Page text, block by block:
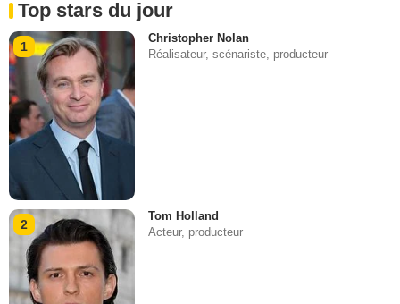
Top stars du jour
1
Christopher Nolan
Réalisateur, scénariste, producteur
2
Tom Holland
Acteur, producteur